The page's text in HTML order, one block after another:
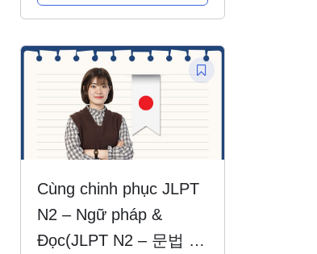
Cùng chinh phục JLPT
N2 – Ngữ pháp &
Đọc(JLPT N2 – 문법 및